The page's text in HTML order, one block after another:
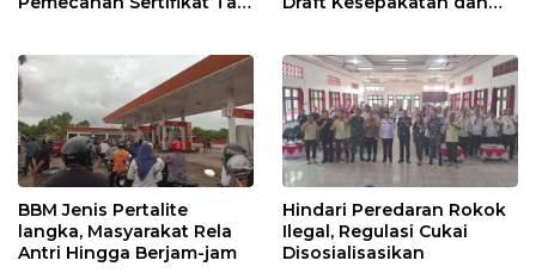
BBM Jenis Pertalite
langka, Masyarakat Rela
Antri Hingga Berjam-jam
Hindari Peredaran Rokok
Ilegal, Regulasi Cukai
Disosialisasikan